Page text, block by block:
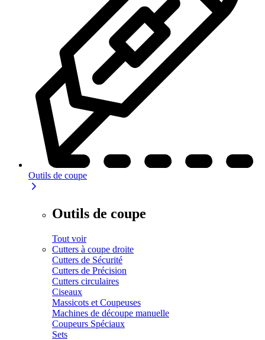
Outils de coupe
Outils de coupe
Tout voir
Cutters à coupe droite
Cutters de Sécurité
Cutters de Précision
Cutters circulaires
Ciseaux
Massicots et Coupeuses
Machines de découpe manuelle
Coupeurs Spéciaux
Sets